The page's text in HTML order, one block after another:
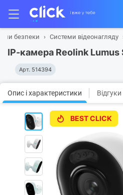
безпеки Системи відеонагляду
IP-камера Reolink
Арт. 514394
Опис і характеристики Відгуки
BEST CLICK